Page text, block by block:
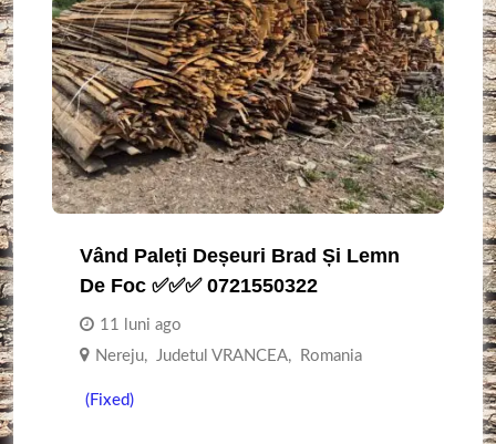
Vând Paleți Deșeuri Brad Și Lemn
De Foc ✅️✅️✅️ 0721550322
11 luni ago
Nereju, Judetul VRANCEA, Romania
(Fixed)